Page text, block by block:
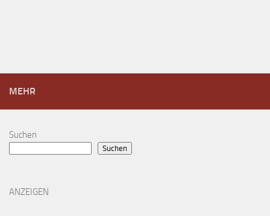
MEHR
Suchen
Suchen
ANZEIGEN